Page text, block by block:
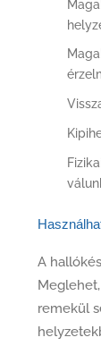
A
remekül